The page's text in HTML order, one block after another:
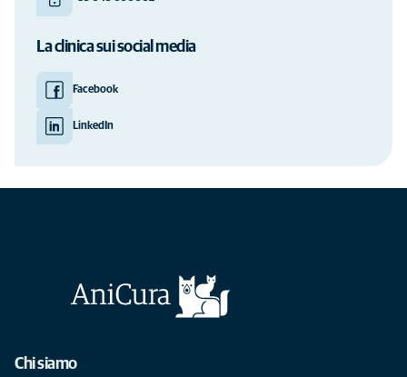
La clinica sui social media
Facebook
LinkedIn
Chi siamo